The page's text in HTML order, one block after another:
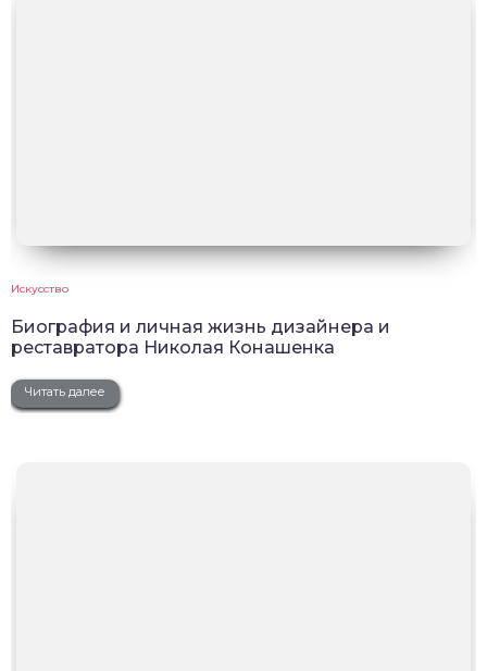
Искусство
Биография и личная жизнь дизайнера и
реставратора Николая Конашенка
Читать далее